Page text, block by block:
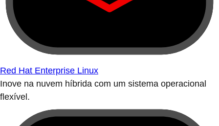
Red Hat Enterprise Linux
Inove na nuvem híbrida com um sistema operacional
flexível.